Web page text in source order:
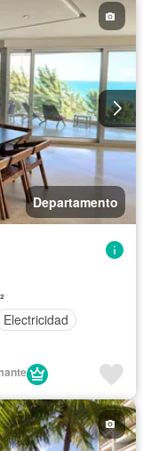
Departamento
Electricidad